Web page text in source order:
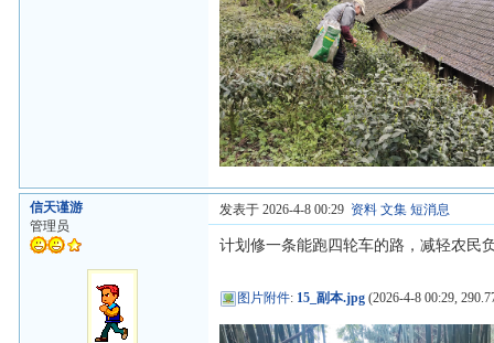
信天谨游
管理员
发表于 2026-4-8 00:29 资料 文集 短消息
计划修一条能跑四轮车的路，减轻农民
图片附件: 15_副本.jpg (2026-4-8 00:29,